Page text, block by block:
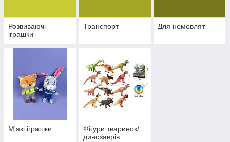
Розвиваючі
іграшки
Транспорт Для немовлят
М'які іграшки
Фігури тваринок/
динозаврів